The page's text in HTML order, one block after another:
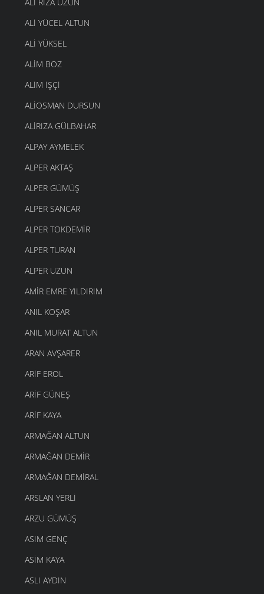
ALI YÜCEL ALTUN
ALI YÜKSEL
ALIM BOZ
ALIM İŞÇI
ALIOSMAN DURSUN
ALIRIZA GÜLBAHAR
ALPAY AYMELEK
ALPER AKTAŞ
ALPER GÜMÜŞ
ALPER SANCAR
ALPER TOKDEMIR
ALPER TURAN
ALPER UZUN
AMIR EMRE YILDIRIM
ANIL KOŞAR
ANIL MURAT ALTUN
ARAN AVŞARER
ARIF EROL
ARIF GÜNEŞ
ARIF KAYA
ARMAĞAN ALTUN
ARMAĞAN DEMIR
ARMAĞAN DEMIRAL
ARSLAN YERLI
ARZU GÜMÜŞ
ASIM GENÇ
ASIM KAYA
ASLI AYDIN